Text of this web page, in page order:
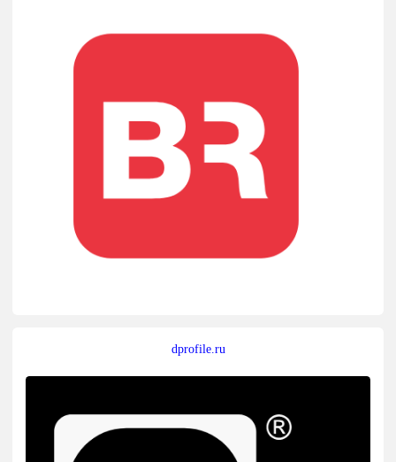
dprofile.ru